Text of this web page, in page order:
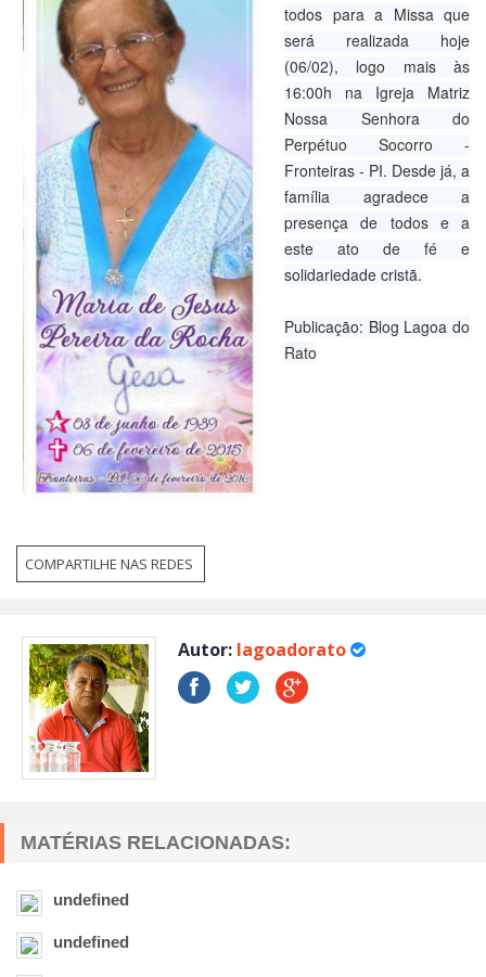
todos para a Missa que
será realizada hoje
(06/02), logo mais às
16:00h na Igreja Matriz
Nossa Senhora do
Perpétuo Socorro -
Fronteiras - PI. Desde já, a
família agradece a
presença de todos e a
este ato de fé e
solidariedade cristã.
Publicação: Blog Lagoa do
Rato
COMPARTILHE NAS REDES
Autor: lagoadorato
MATÉRIAS RELACIONADAS:
undefined
undefined